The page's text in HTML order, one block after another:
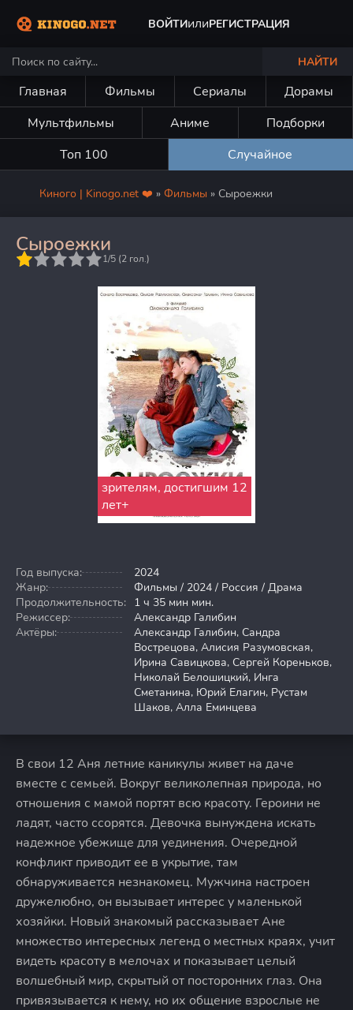
ВОЙТИилиРЕГИСТРАЦИЯ
НАЙТИ
Главная Фильмы Сериалы
Дорамы
Мультфильмы
Аниме
Подборки
Топ 100
Случайное
Киного | Kinogo.net ❤️ » Фильмы » Сыроежки
Сыроежки
1/5 (2 гол.)
зрителям, достигшим 12
лет+
Год выпуска:
2024
Жанр:
Фильмы / 2024 / Россия / Драма
Продолжительность: 1 ч 35 мин мин.
Режиссер:
Александр Галибин
Актёры:
Александр Галибин, Сандра
Вострецова, Алисия Разумовская,
Ирина Савицкова, Сергей Кореньков,
Николай Белошицкий, Инга
Сметанина, Юрий Елагин, Рустам
Шаков, Алла Еминцева
В свои 12 Аня летние каникулы живет на даче
вместе с семьей. Вокруг великолепная природа, но
отношения с мамой портят всю красоту. Героини не
ладят, часто ссорятся. Девочка вынуждена искать
надежное убежище для уединения. Очередной
конфликт приводит ее в укрытие, там
обнаруживается незнакомец. Мужчина настроен
дружелюбно, он вызывает интерес у маленькой
хозяйки. Новый знакомый рассказывает Ане
множество интересных легенд о местных краях, учит
видеть красоту в мелочах и показывает целый
волшебный мир, скрытый от посторонних глаз. Она
привязывается к нему, но их общение взрослые не